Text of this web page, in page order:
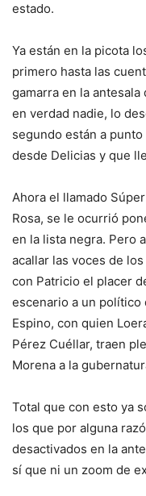
estado.
Ya están en la picota
primero hasta las
gamarra en la
en verdad nadie, lo
segundo están a
desde Delicias y que
Ahora el llamado
Rosa, se le ocurrió
en la lista negra. Pero
acallar las voces de
con Patricio el placer
escenario a un político
Espino, con quien
Pérez Cuéllar, traen
Morena a la
Total que con esto ya
los que por alguna
desactivados en la
sí que ni un zoom de